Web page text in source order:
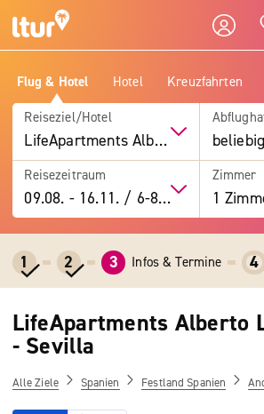
Flug & Hotel Hotel Kreuzfahrten
Reiseziel/Hotel
LifeApartments Alberto Lista - Sevilla beliebig
Reisezeitraum
09.08. -16.11. / 6-8 Tage
Zimmer
1 2 3 Infos & Termine 4
LifeApartments Alberto
- Sevilla
Alle Ziele Spanien Festland Spanien